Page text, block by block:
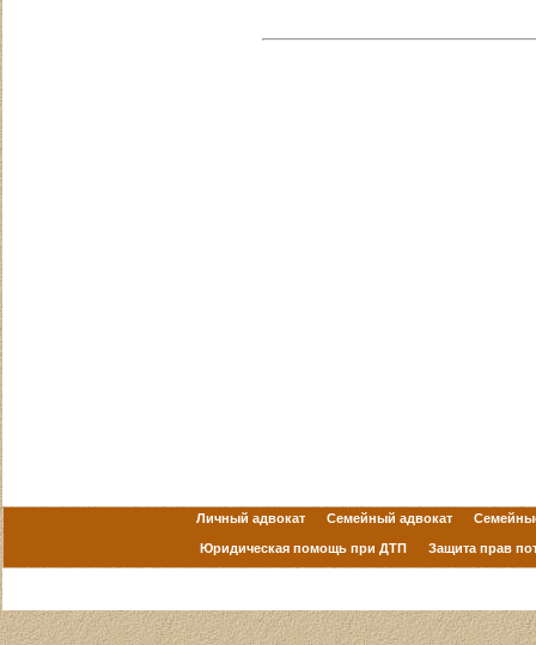
Личный адвокат Семейный адвокат
Юридическая помощь при ДТП Защита прав